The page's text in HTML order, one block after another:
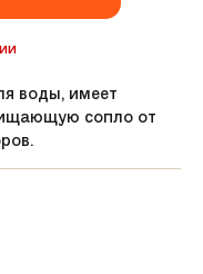
воды, имеет
сопло от